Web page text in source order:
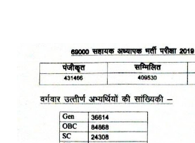
चक्कर काट रहा था कि अचानक पुलिस की नजर
जवानों ने बगैर देर किए युवक को धर दबोचा और
स्वीकार किया और बछिया की हत्या में उपयोग किए
कर रखा था अभियुक्त की निशानदेही पर धारदार
की रस्सी भी बरामद कर ली गयी। पुलिस ने...